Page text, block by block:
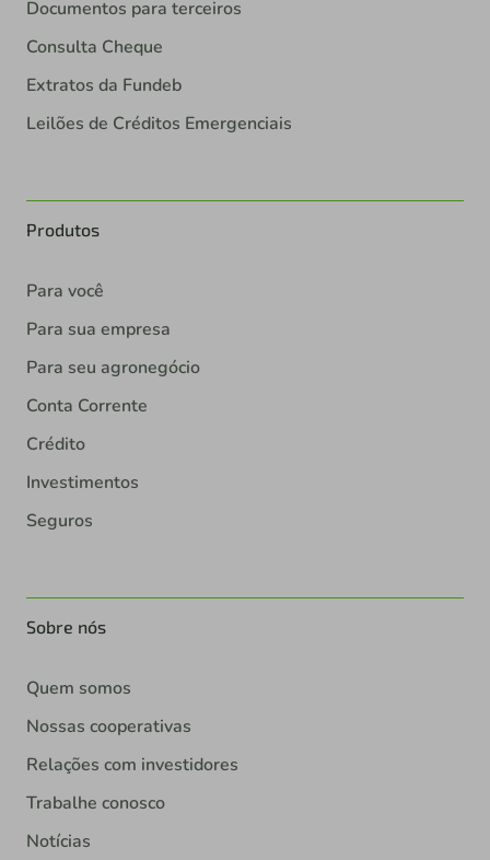
Documentos para terceiros
Consulta Cheque
Extratos da Fundeb
Leilões de Créditos Emergenciais
Produtos
Para você
Para sua empresa
Para seu agronegócio
Conta Corrente
Crédito
Investimentos
Seguros
Sobre nós
Quem somos
Nossas cooperativas
Relações com investidores
Trabalhe conosco
Notícias